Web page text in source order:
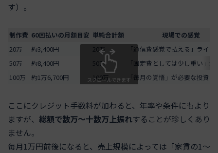
す）。
制作費 60回払いの月額目安 単純合計額
現場での感覚
20万
約3,400円 20万
「通信費感覚で払える」ライン
50万
約8,400円 50万
「固定費としては少し重い」
100万
約1万6,700円 100万 「毎月の覚悟」が必要な投資
スクロールできます
ここにクレジット手数料が加わると、年率や条件にもより
ますが、 総額で数万〜十数万上振れすることが珍しくあり
ません。
毎月1万円前後になると、売上規模によっては「家賃の1〜